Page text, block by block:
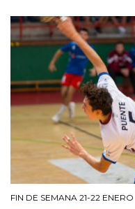
FIN DE SEMANA 21-22 ENERO